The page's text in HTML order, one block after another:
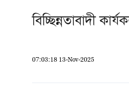
বিচ্ছিন্নতাবাদী
07:03:18 13-Nov-2025